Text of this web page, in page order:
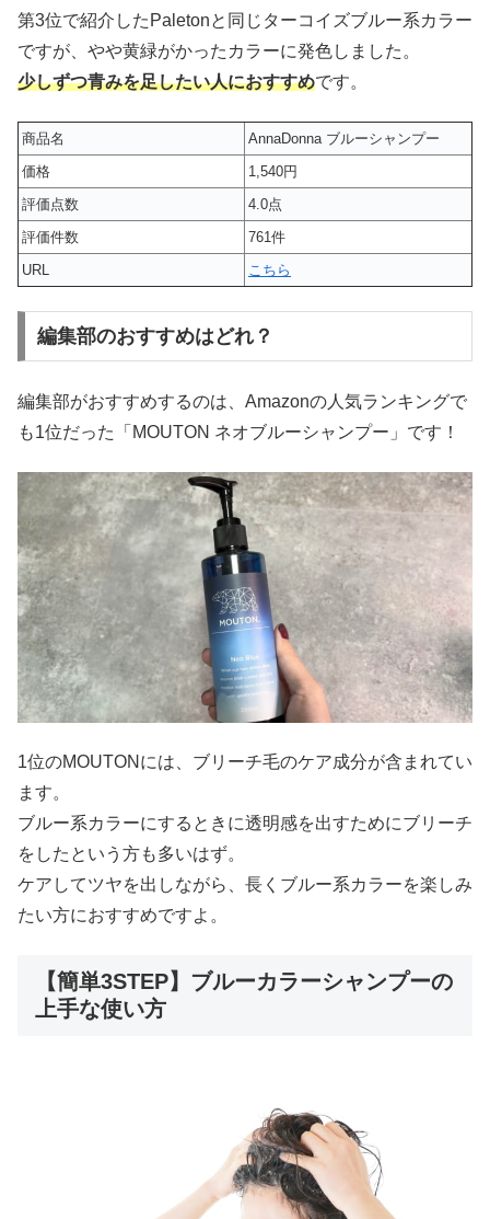
第3位で紹介したPaletonと同じターコイズブルー系カラー
ですが、やや黄緑がかったカラーに発色しました。
少しずつ青みを足したい人におすすめです。
商品名
AnnaDonna ブルーシャンプー
価格
1,540円
評価点数
4.0点
評価件数
761件
URL
こちら
編集部のおすすめはどれ？
編集部がおすすめするのは、Amazonの人気ランキングで
も1位だった「MOUTON ネオブルーシャンプー」です！
1位のMOUTONには、ブリーチ毛のケア成分が含まれてい
ます。
ブルー系カラーにするときに透明感を出すためにブリーチ
をしたという方も多いはず。
ケアしてツヤを出しながら、長くブルー系カラーを楽しみ
たい方におすすめですよ。
【簡単3STEP】ブルーカラーシャンプーの
上手な使い方